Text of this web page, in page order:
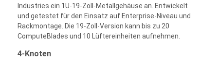
Industries ein 1U-19-Zoll-Metallgehäuse an. Entwickelt
und getestet für den Einsatz auf Enterprise-Niveau und
Rackmontage. Die 19-Zoll-Version kann bis zu 20
ComputeBlades und 10 Lüftereinheiten aufnehmen.
4-Knoten